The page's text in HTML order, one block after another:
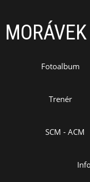
Fotoalbum
Trenér
SCM - ACM